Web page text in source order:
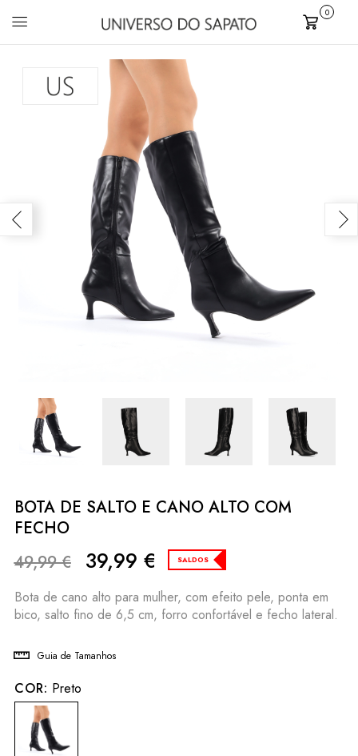
Carrinho
0
BOTA DE SALTO E CANO ALTO COM
FECHO
49,99€ 39,99 € SALDOS
Bota de cano alto para mulher, com efeito pele, ponta em
bico, salto fino de 6,5 cm, forro confortável e fecho lateral.
Guia de Tamanhos
COR: Preto